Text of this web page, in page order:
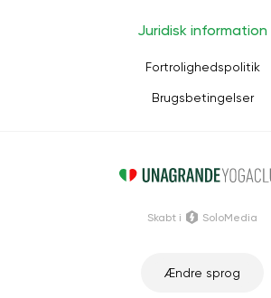
Juridisk information
Fortrolighedspolitik
Brugsbetingelser
Ændre sprog
Skabt i SoloMedia